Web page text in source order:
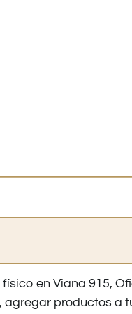
en Viana 915,
agregar productos a